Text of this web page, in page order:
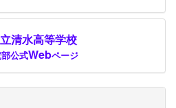
清水高等学校
公式Webページ